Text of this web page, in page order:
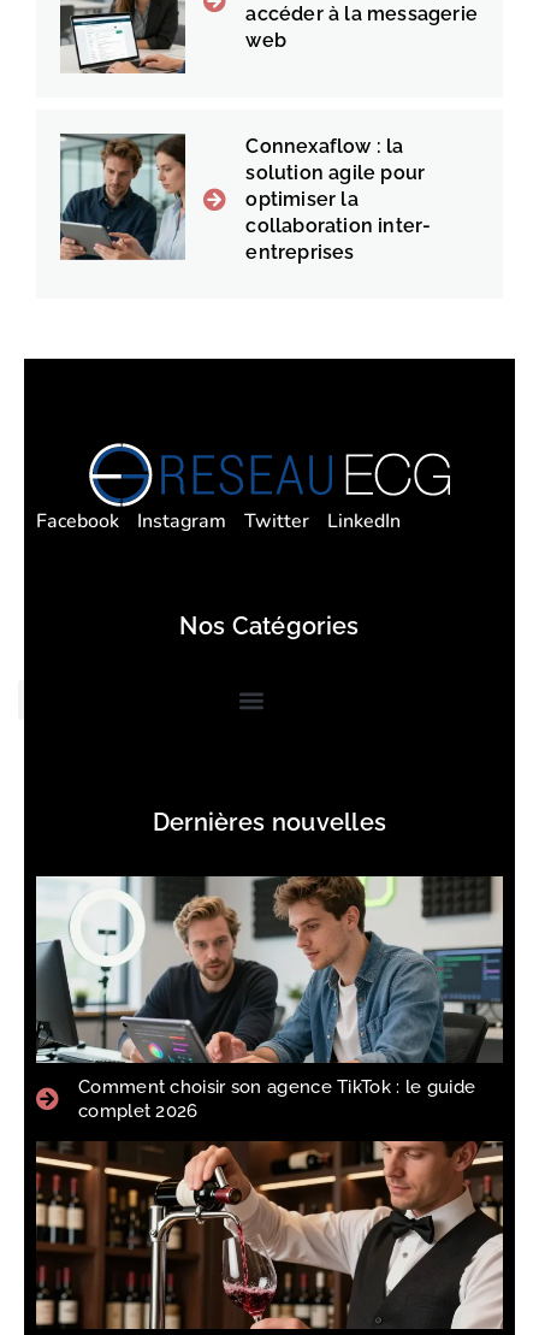
accéder à la messagerie
web
Connexaflow : la
solution agile pour
optimiser la
collaboration inter-
entreprises
Facebook Instagram Twitter LinkedIn
Nos Catégories
Dernières nouvelles
Comment choisir son agence TikTok : le guide
complet 2026